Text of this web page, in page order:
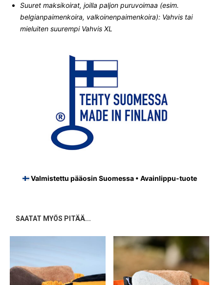
Suuret maksikoirat, joilla paljon puruvoimaa (esim.
belgianpaimenkoira, valkoinenpaimenkoira): Vahvis tai
mieluiten suurempi Vahvis XL
Valmistettu pääosin Suomessa • Avainlippu-tuote
SAATAT MYÖS PITÄÄ...